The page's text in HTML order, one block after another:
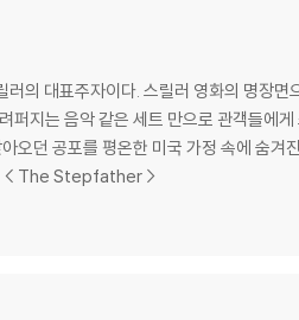
의 대표주자이다. 스릴러 영화의 명장
퍼지는 음악 같은 세트 만으로 관객들에
오던 공포를 평온한 미국 가정 속에 숨
< The Stepfather >